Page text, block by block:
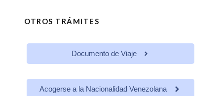
OTROS TRÁMITES
Documento de Viaje
Acogerse a la Nacionalidad Venezolana